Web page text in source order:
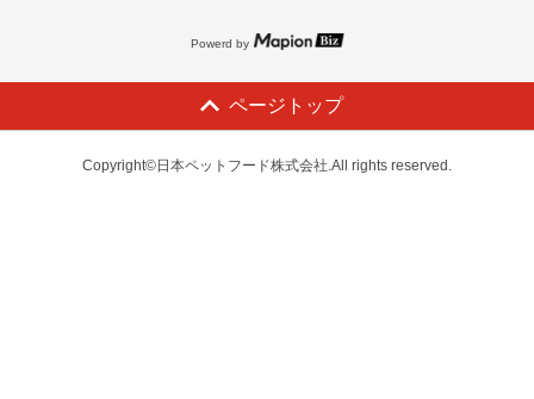
Powerd by
ページトップ
Copyright©日本ペットフード株式会社.All rights reserved.